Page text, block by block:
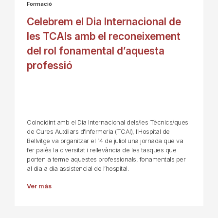
Formació
Celebrem el Dia Internacional de
les TCAIs amb el reconeixement
del rol fonamental d’aquesta
professió
Coincidint amb el Dia Internacional dels/les Tècnics/ques
de Cures Auxiliars d'Infermeria (TCAI), l'Hospital de
Bellvitge va organitzar el 14 de juliol una jornada que va
fer palès la diversitat i rellevància de les tasques que
porten a terme aquestes professionals, fonamentals per
al dia a dia assistencial de l’hospital.
Ver más